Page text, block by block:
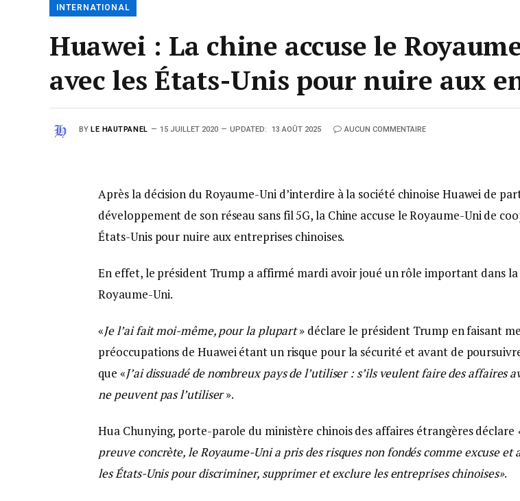
INTERNATIONAL
Huawei : La chine accuse le
avec les États-Unis pour nuire aux
BY LE HAUTPANEL 15 JUILLET 2020 UPDATED: 13 AOÛT 2025 AUCUN COMMENTAIRE
Après la décision du Royaume-Uni d’interdire à la société chinoise Huawei de
développement de son réseau sans fil 5G, la Chine accuse le Royaume-Uni de
États-Unis pour nuire aux entreprises chinoises.
En effet, le président Trump a affirmé mardi avoir joué un rôle important dans la
Royaume-Uni.
«Je l’ai fait moi-même, pour la plupart» déclare le président Trump en faisant
préoccupations de Huawei étant un risque pour la sécurité et avant de
que «J’ai dissuadé de nombreux pays de l’utiliser : s’ils veulent faire des affaires
ne peuvent pas l’utiliser».
Hua Chunying, porte-parole du ministère chinois des affaires étrangères déclare
preuve concrète, le Royaume-Uni a pris des risques non fondés comme excuse et
les États-Unis pour discriminer, supprimer et exclure les entreprises chinoises».